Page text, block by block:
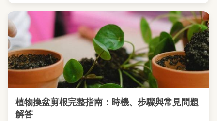
植物換盆剪根完整指南：時機、步驟與常見問題
解答